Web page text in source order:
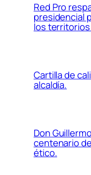
Red Pro
presidencial
los
Cartilla de
alcaldía.
Don
centenario
ético.